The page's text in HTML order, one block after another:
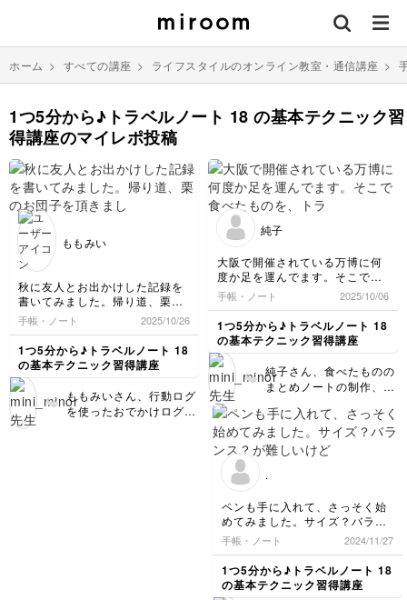
ホーム > すべての講座 > ライフスタイルのオンライン教室・通信講座 >
1つ5分から♪トラベルノート 18 の基本テクニック習
得講座のマイレポ投稿
ももみい
秋に友人とお出かけした記録を
書いてみました。帰り道、栗の
お団子を頂きました！
行動ログを先生のお手本を真似
て書いてみるとまとまった感じ
が出ました。これからも学んで
いきたいと思います。
手帳・ノート 2025/10/26
1つ5分から♪トラベルノート 18
の基本テクニック習得講座
ももみいさん、行動ログ
を使ったおでかけログ記
純子
大阪で開催されている万博に何
度か足を運んでます。そこで食
べたものを、トラベラーズノー
ト講座で学んだ技法を使いまと
めてみました。
手帳・ノート 2025/10/06
1つ5分から♪トラベルノート 18
の基本テクニック習得講座
純子さん、食べたものの
まとめノートの制作、お
スン内容をしっかり理解
された上で、ご自身の視
点を加え、“フード
いて、とても素敵なノー
いました。 イラストも
サイズ感やタッチが軽や
かで、ページ全体がやさ
しい雰囲気だなあと思い
ました。 これからも、
ご自身の感性を活かした
.
ペンも手に入れて、さっそく始
めてみました。サイズ？バラン
ス？が難しいけどかわいく書け
ました。
手帳・ノート 2024/11/27
1つ5分から♪トラベルノート 18
の基本テクニック習得講座